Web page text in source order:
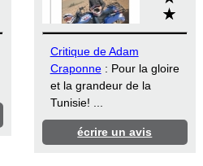
Critique de Adam
Craponne: Pour la gloire
et la grandeur de la
Tunisie! ...
écrire un avis